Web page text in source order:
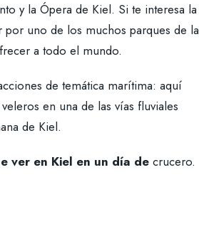
y la Ópera de Kiel. Si te interesa la
por uno de los muchos parques de la
a todo el mundo.
de temática marítima: aquí
en una de las vías fluviales
de Kiel.
ver en Kiel en un día de crucero.